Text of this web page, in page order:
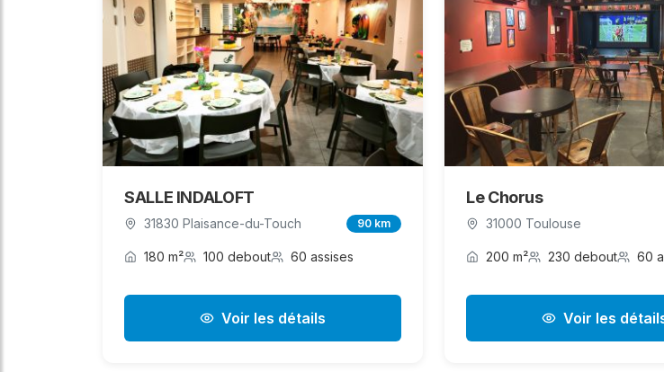
SALLE INDALOFT
31830 Plaisance-du-Touch 90 km
180 m² 100 debout 60 assises
Voir les détails
Le Chorus
31000 Toulouse
200 m² 230 debout 60
Voir les